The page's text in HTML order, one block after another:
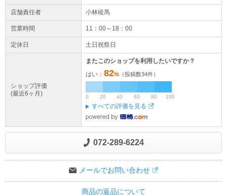
店舗責任者 小林稜馬
営業時間 11：00～18：00
定休日 土日祝祭日
ショップ評価
(最近6ヶ月)
またこのショップを利用したいですか？
はい： 82% （投稿数34件）
0 20 40 60 80 100
すべての評価を見る
072-289-6224
メールでお問い合わせ
商品の返品について